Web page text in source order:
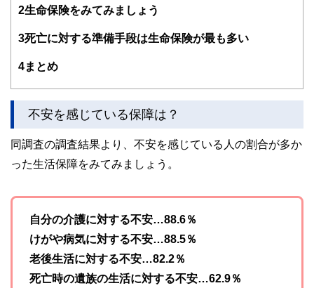
得者を中心に「お金や暮らし」に関する書籍・雑誌の編集経
験者で構成され、企画立案から記事掲載まですべての工程に
かしく感じられる年金や税金、相続、保険、ローンなどの話
をわかりやすく発信している点です。
執筆者・監修者による執筆体制を築くことで、内容のわかり
私たちは、快適でより良い生活のアイデアを提供するお金の
2生命保険をみてみましょう
3死亡に対する準備手段は生命保険が最も多い
4まとめ
不安を感じている保障は？
同調査の調査結果より、不安を感じている人の割合が多か
った生活保障をみてみましょう。
自分の介護に対する不安…88.6％
けがや病気に対する不安…88.5％
老後生活に対する不安…82.2％
死亡時の遺族の生活に対する不安…62.9％